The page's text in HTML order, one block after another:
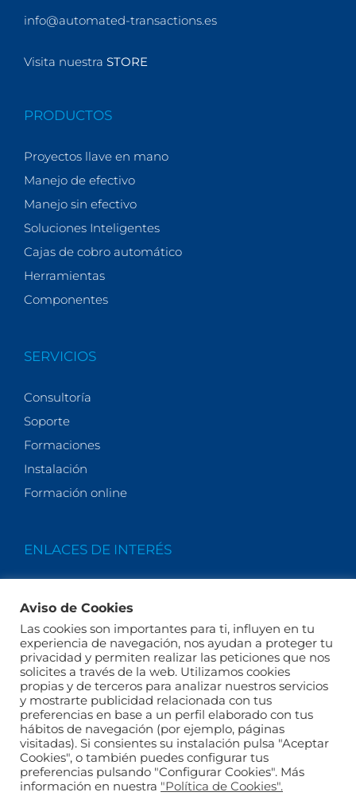
info@automated-transactions.es
Visita nuestra STORE
PRODUCTOS
Proyectos llave en mano
Manejo de efectivo
Manejo sin efectivo
Soluciones Inteligentes
Cajas de cobro automático
Herramientas
Componentes
SERVICIOS
Consultoría
Soporte
Formaciones
Instalación
Formación online
ENLACES DE INTERÉS
Actualidad
Legales
Términos y condiciones
FAQs
Política de privacidad Aviso Legal
Política de
Aviso de Cookies
Las cookies son importantes para ti, influyen en tu
experiencia de navegación, nos ayudan a proteger tu
privacidad y permiten realizar las peticiones que nos
solicites a través de la web. Utilizamos cookies
propias y de terceros para analizar nuestros servicios
y mostrarte publicidad relacionada con tus
preferencias en base a un perfil elaborado con tus
hábitos de navegación (por ejemplo, páginas
visitadas). Si consientes su instalación pulsa "Aceptar
Cookies", o también puedes configurar tus
preferencias pulsando "Configurar Cookies". Más
información en nuestra "Política de Cookies".